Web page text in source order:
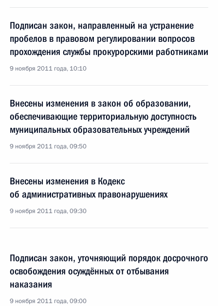
Подписан закон, направленный на устранение
пробелов в правовом регулировании вопросов
прохождения службы прокурорскими работниками
9 ноября 2011 года, 10:10
Внесены изменения в закон об образовании,
обеспечивающие территориальную доступность
муниципальных образовательных учреждений
9 ноября 2011 года, 09:50
Внесены изменения в Кодекс
об административных правонарушениях
9 ноября 2011 года, 09:30
Подписан закон, уточняющий порядок досрочного
освобождения осуждённых от отбывания
наказания
9 ноября 2011 года, 09:00